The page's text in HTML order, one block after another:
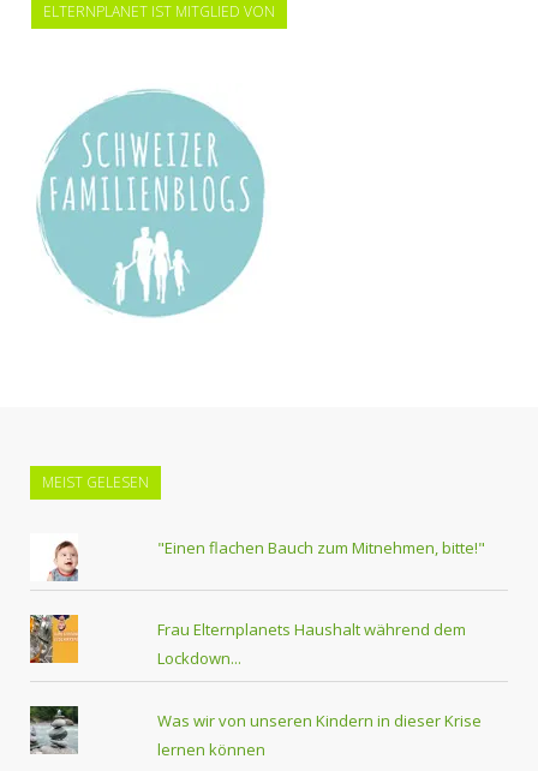
ELTERNPLANET IST MITGLIED VON
MEIST GELESEN
"Einen flachen Bauch zum Mitnehmen, bitte!"
Frau Elternplanets Haushalt während dem
Lockdown...
Was wir von unseren Kindern in dieser Krise
lernen können